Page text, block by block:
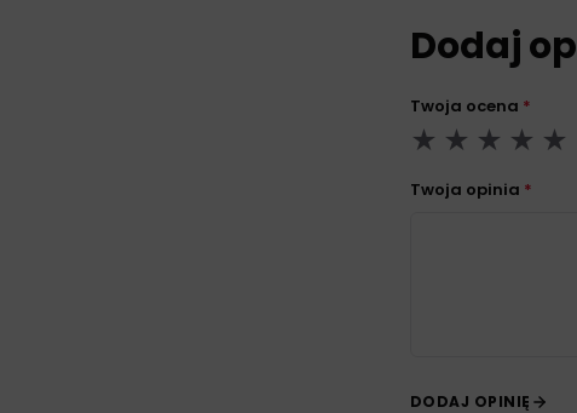
Dodaj
Twoja ocena *
Twoja opinia *
DODAJ OPINIĘ